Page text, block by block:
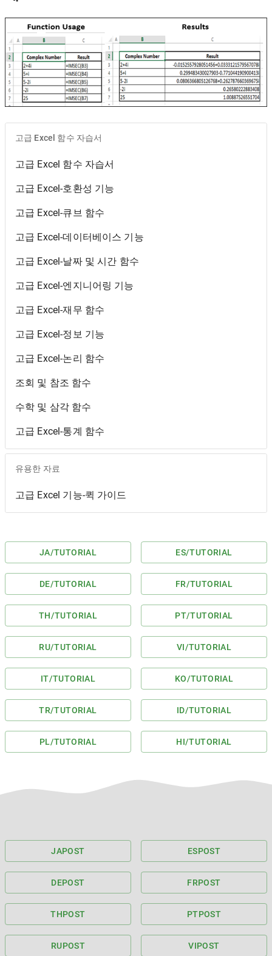
고급 Excel 함수 자습서
고급 Excel 함수 자습서
고급 Excel-호환성 기능
고급 Excel-큐브 함수
고급 Excel-데이터베이스 기능
고급 Excel-날짜 및 시간 함수
고급 Excel-엔지니어링 기능
고급 Excel-재무 함수
고급 Excel-정보 기능
고급 Excel-논리 함수
조회 및 참조 함수
수학 및 삼각 함수
고급 Excel-통계 함수
유용한 자료
고급 Excel 기능-퀵 가이드
JA/TUTORIAL ES/TUTORIAL
DE/TUTORIAL FR/TUTORIAL
TH/TUTORIAL PT/TUTORIAL
RU/TUTORIAL VI/TUTORIAL
IT/TUTORIAL KO/TUTORIAL
TR/TUTORIAL ID/TUTORIAL
PL/TUTORIAL HI/TUTORIAL
JAPOST ESPOST
DEPOST FRPOST
THPOST PTPOST
RUPOST VIPOST